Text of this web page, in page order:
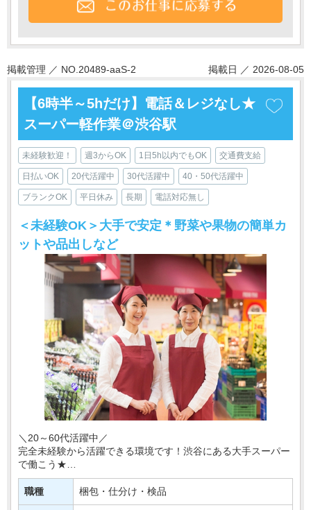
掲載管理 ／ NO.20489-aaS-2 掲載日 ／ 2026-08-05
【6時半～5hだけ】電話＆レジなし★
スーパー軽作業＠渋谷駅
未経験歓迎！ 週3からOK 1日5h以内でもOK 交通費支給
日払いOK 20代活躍中 30代活躍中 40・50代活躍中
ブランクOK 平日休み 長期 電話対応無し
＜未経験OK＞大手で安定＊野菜や果物の簡単カ
ットや品出しなど
＼20～60代活躍中／
完全未経験から活躍できる環境です！渋谷にある大手スーパー
で働こう★
今回配属となるのは、野菜や果物などの農産物を扱う部署＊
あなたには、野菜・フルーツのカット、品出しなどの簡単
職種 梱包・仕分け・検品